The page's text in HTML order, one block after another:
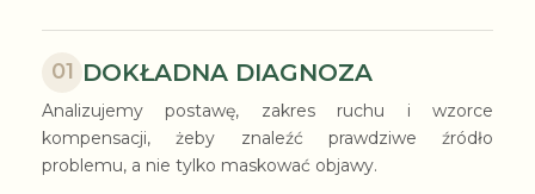
01 DOKŁADNA DIAGNOZA
Analizujemy postawę, zakres ruchu i wzorce
kompensacji, żeby znaleźć prawdziwe źródło
problemu, a nie tylko maskować objawy.